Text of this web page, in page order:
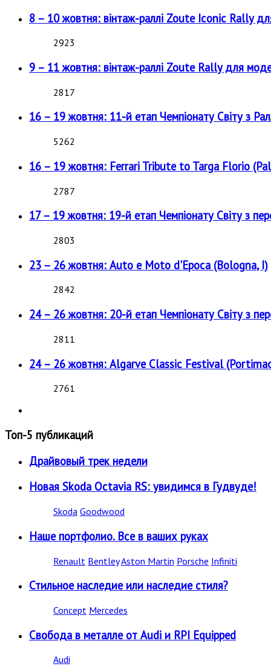
8 – 10 жовтня: вінтаж-раллі Zoute Iconic Rally
2923
9 – 11 жовтня: вінтаж-раллі Zoute Rally для
2817
16 – 19 жовтня: 11-й етап Чемпіонату Світу з
5262
16 – 19 жовтня: Ferrari Tribute to Targa Florio
2787
17 – 19 жовтня: 19-й етап Чемпіонату Світу з
2803
23 – 26 жовтня: Auto e Moto d'Epoca (Bologna, I)
2842
24 – 26 жовтня: 20-й етап Чемпіонату Світу з
2811
24 – 26 жовтня: Algarve Classic Festival
2761
Топ-5 публикаций
Драйвовый трек недели
Новая Skoda Octavia RS: увидимся в Гудвуде!
Skoda Goodwood
Наше портфолио. Все в ваших руках
Renault BentleyAston Martin Porsche Infiniti
Стильное наследие или наследие стиля?
Concept Mercedes
Свобода в металле от Audi и RPI Equipped
Audi